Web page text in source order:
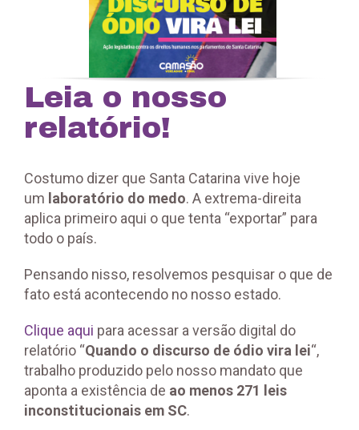
Leia o nosso
relatório!
Costumo dizer que Santa Catarina vive hoje
um laboratório do medo. A extrema-direita
aplica primeiro aqui o que tenta “exportar” para
todo o país.
Pensando nisso, resolvemos pesquisar o que de
fato está acontecendo no nosso estado.
Clique aqui para acessar a versão digital do
relatório “Quando o discurso de ódio vira lei“,
trabalho produzido pelo nosso mandato que
aponta a existência de ao menos 271 leis
inconstitucionais em SC.